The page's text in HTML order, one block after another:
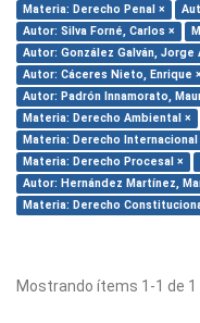
Materia: Derecho Penal ×
Autor: Silva Forné, Carlos ×
Autor: González Galván, Jorge
Autor: Cáceres Nieto, Enrique ×
Autor: Padrón Innamorato,
Materia: Derecho Ambiental ×
Materia: Derecho Internacional
Materia: Derecho Procesal ×
Autor: Hernández Martínez,
Materia: Derecho
Mostrando ítems 1-1 de 1